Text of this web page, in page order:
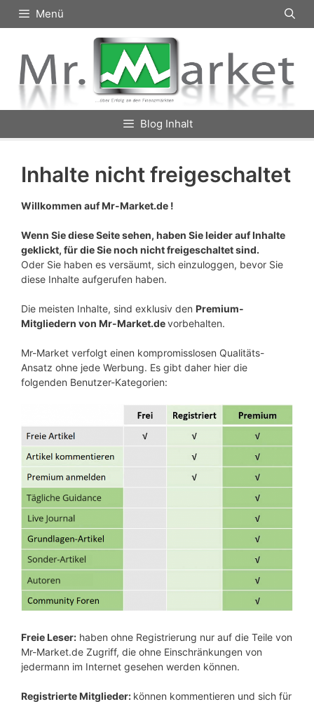
Inhalt
Menü
Blog Inhalt
Inhalte nicht freigeschaltet
Willkommen auf Mr-Market.de !
Wenn Sie diese Seite sehen, haben Sie leider auf Inhalte
geklickt, für die Sie noch nicht freigeschaltet sind.
Oder Sie haben es versäumt, sich einzuloggen, bevor Sie
diese Inhalte aufgerufen haben.
Die meisten Inhalte, sind exklusiv den Premium-
Mitgliedern von Mr-Market.devorbehalten.
Mr-Market verfolgt einen kompromisslosen Qualitäts-
Ansatz ohne jede Werbung. Es gibt daher hier die
folgenden Benutzer-Kategorien:
Freie Leser: haben ohne Registrierung nur auf die Teile von
Mr-Market.de Zugriff, die ohne Einschränkungen von
jedermann im Internet gesehen werden können.
Registrierte Mitglieder: können kommentieren und sich für